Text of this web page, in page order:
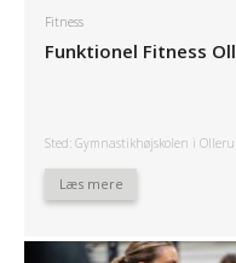
Fitness
Funktionel Fitness
Sted: Gymnastikhøjskolen i
Læs mere